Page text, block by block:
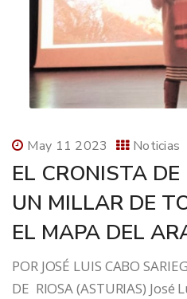
May 11 2023 Noticias
EL CRONISTA
UN MILLAR DE
EL MAPA DEL
POR JOSÉ LUIS CABO
DE RIOSA (ASTURIAS)